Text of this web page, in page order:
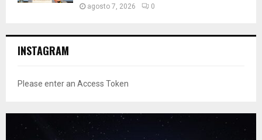
agosto 7, 2026 0
INSTAGRAM
Please enter an Access Token